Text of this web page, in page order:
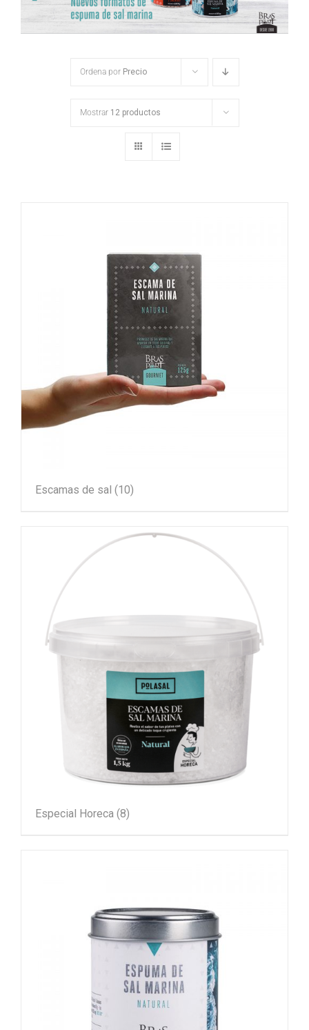
Ordena por Precio
Mostrar 12 productos
Escamas de sal (10)
Especial Horeca (8)